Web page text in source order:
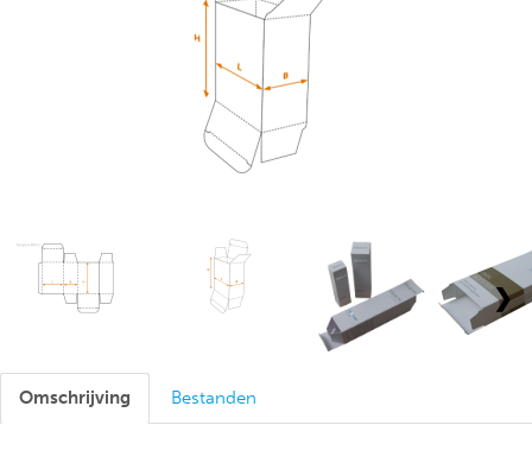
❯
Omschrijving Bestanden